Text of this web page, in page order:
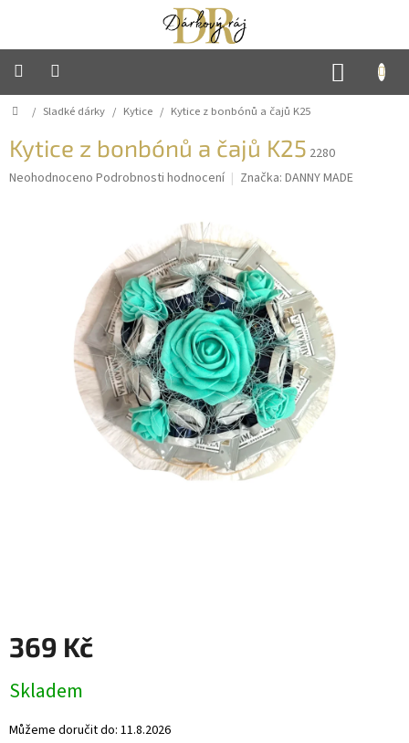
Hlavní
Mýdlové
květiny
Domů
/ Sladké dárky / Kytice / Kytice z bonbónů a čajů K25
Kytice z bonbónů a čajů K25 2280
Průměrné
Neohodnoceno Podrobnosti hodnocení Značka: DANNY MADE
369 Kč
cena:
Skladem
Můžeme doručit do: 11.8.2026